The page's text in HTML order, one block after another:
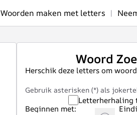
Woorden maken met letters |
Woord
Herschik deze letters om
Gebruik asterisken (*) als
Letterherhaling
Beginnen met: